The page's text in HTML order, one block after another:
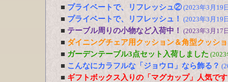
■ プライベートで、リフレッシュ②(2023年3月19
■ プライベートで、リフレッシュ！ (2023年3月19
■ テーブル周りの小物など入荷中！ (2023年3月17
■ ダイニングチェア用クッション＆角型クッシ
■ ガーデンテーブル3点セット入荷しました
■ こんなにカラフルな「ジョウロ」なら飾る？
■ ギフトボックス入りの「マグカップ」人気で